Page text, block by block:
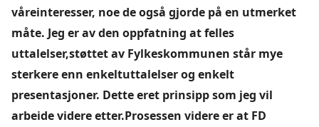
våreinteresser, noe de også gjorde på en utmerket
måte. Jeg er av den oppfatning at felles
uttalelser,støttet av Fylkeskommunen står mye
sterkere enn enkeltuttalelser og enkelt
presentasjoner. Dette eret prinsipp som jeg vil
arbeide videre etter.Prosessen videre er at FD